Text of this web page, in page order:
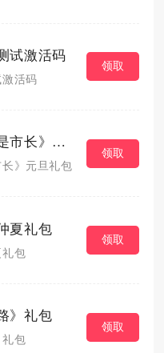
试激活码
激活码
领取
《模拟城市：我是市长》元旦礼包
长》元旦礼包
领取
夏礼包
礼包
领取
》礼包
礼包
领取